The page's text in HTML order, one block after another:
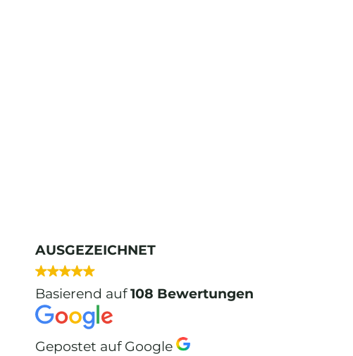
AUSGEZEICHNET
Basierend auf108 Bewertungen
Gepostet auf Google